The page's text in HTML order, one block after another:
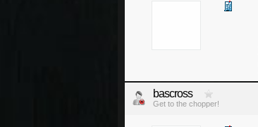
bascross
Get to the chopper!